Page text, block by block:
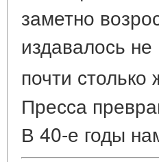
заметно
издавалось
почти
Пресса
В 40-е годы